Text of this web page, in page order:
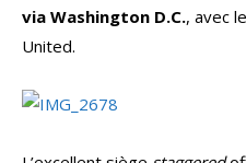
via Washington D.C., avec
United.